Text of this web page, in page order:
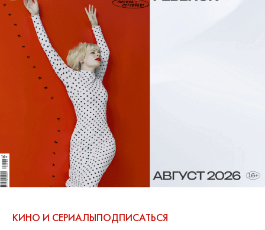
КИНО И СЕРИАЛЫПОДПИСАТЬСЯ